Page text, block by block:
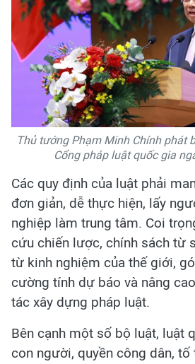
Thủ tướng Phạm Minh Chính phát
Cổng pháp luật quốc gia
Các quy định của luật phải
đơn giản, dễ thực hiện, lấy
nghiệp làm trung tâm. Coi
cứu chiến lược, chính sách từ
từ kinh nghiệm của thế giới,
cường tính dự báo và nâng
tác xây dựng pháp luật.
Bên cạnh một số bộ luật, luật
con người, quyền công dân,